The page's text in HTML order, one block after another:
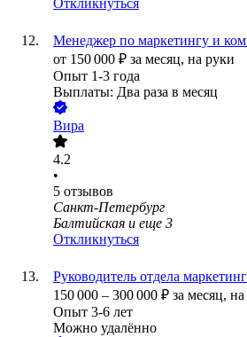
Откликнуться
Менеджер по маркетингу и
от 150 000 ₽ за месяц, на руки
Опыт 1-3 года
Выплаты: Два раза в месяц
Вира
4.2
•
5 отзывов
Санкт-Петербург
Балтийская и еще 3
Откликнуться
Руководитель отдела
150 000 – 300 000 ₽ за месяц, на
Опыт 3-6 лет
Можно удалённо